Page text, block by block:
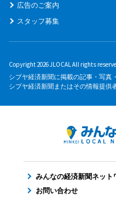
広告のご案内
スタッフ募集
Copyright 2026 JLOCAL All rights
シブヤ経済新聞に掲載の記事・写真
シブヤ経済新聞またはその情報提供
みんなの経済新聞ネット
お問い合わせ